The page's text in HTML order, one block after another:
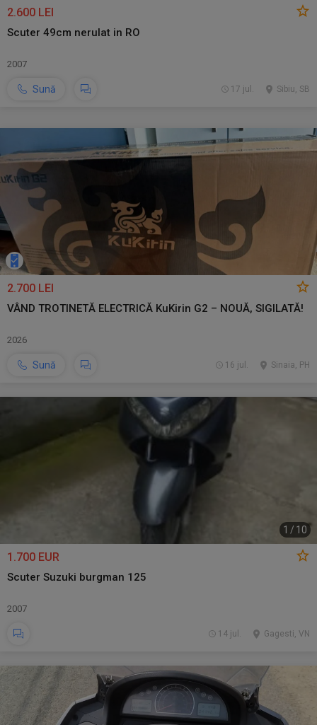
2.600 LEI
Scuter 49cm nerulat in RO
2007
Sună Sibiu, SB
17 jul.
2.700 LEI
VÂND TROTINETĂ ELECTRICĂ KuKirin G2 – NOUĂ, SIGILATĂ!
2026
Sună Sinaia, PH
16 jul.
1 / 10
1.700 EUR
Scuter Suzuki burgman 125
2007
Gagesti, VN
14 jul.